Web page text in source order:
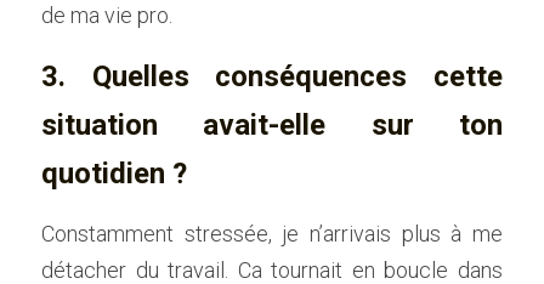
de ma vie pro.
3. Quelles conséquences cette
situation avait-elle sur ton
quotidien ?
Constamment stressée, je n’arrivais plus à me
détacher du travail. Ca tournait en boucle dans